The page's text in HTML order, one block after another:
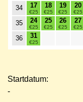
34 17
€25
18
€25
19
€25
20
€25
35 24
€25
25
€25
26
€25
27
€25
36 31
€25
Startdatum:
-